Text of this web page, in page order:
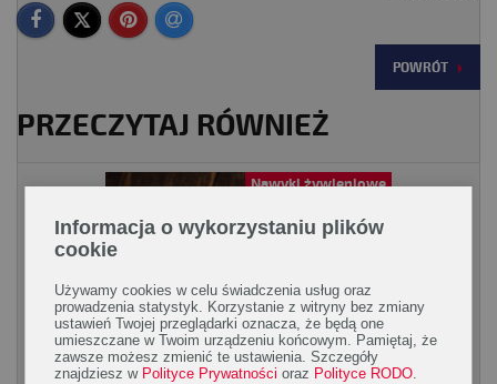
POWRÓT
PRZECZYTAJ RÓWNIEŻ
Nawyki żywieniowe
Informacja o wykorzystaniu plików
cookie
Używamy cookies w celu świadczenia usług oraz
prowadzenia statystyk. Korzystanie z witryny bez zmiany
ustawień Twojej przeglądarki oznacza, że będą one
umieszczane w Twoim urządzeniu końcowym. Pamiętaj, że
zawsze możesz zmienić te ustawienia. Szczegóły
znajdziesz w Polityce Prywatności oraz Polityce RODO.